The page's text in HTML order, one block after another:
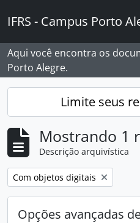
IFRS - Campus Porto
Aqui você encontra os
Porto Alegre.
Limite seus
Mostrando 1
Descrição arquivística
Remover filtro:
Com objetos digitais
Opções avançadas